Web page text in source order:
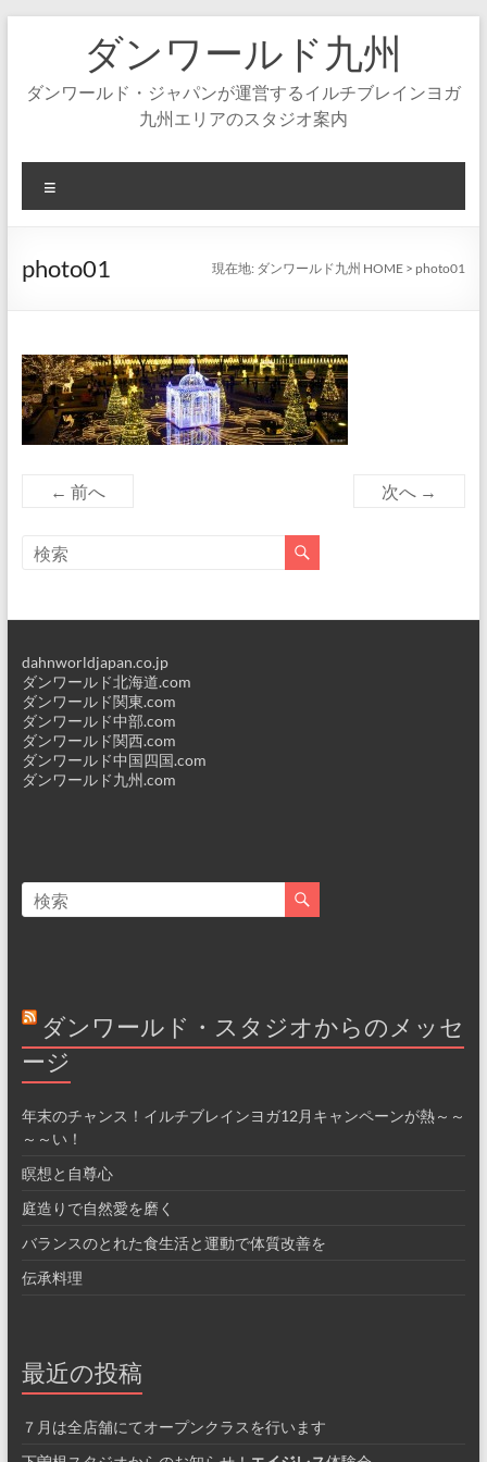
ダンワールド九州
ダンワールド・ジャパンが運営するイルチブレインヨガ
九州エリアのスタジオ案内
ニ
ー
photo01 現在地: ダンワールド九州 HOME > photo01
← 前へ 次へ →
dahnworldjapan.co.jp
ダンワールド北海道.com
ダンワールド関東.com
ダンワールド中部.com
ダンワールド関西.com
ダンワールド中国四国.com
ダンワールド九州.com
ダンワールド・スタジオからのメッセ
ージ
年末のチャンス！イルチブレインヨガ12月キャンペーンが熱～～
～～い！
瞑想と自尊心
庭造りで自然愛を磨く
バランスのとれた食生活と運動で体質改善を
伝承料理
最近の投稿
７月は全店舗にてオープンクラスを行います